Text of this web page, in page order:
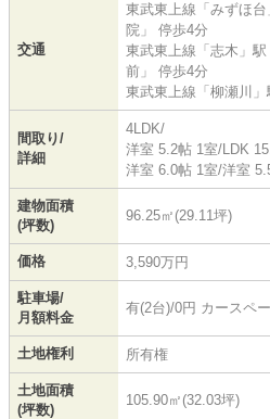
交通
東武東上線 「 みずほ台
院」 停歩4分
東武東上線 「 志木 」
前」 停歩4分
東武東上線 「 柳瀬川
間取り/
詳細
4LDK/
洋室 5.2帖 1室/LDK
洋室 6.0帖 1室/洋室
建物面積
(坪数)
96.25㎡(29.11坪)
価格 3,590万円
駐車場/
月額料金
有(2台)/0円 カースペ
土地権利 所有権
土地面積
(坪数)
105.90㎡(32.03坪)